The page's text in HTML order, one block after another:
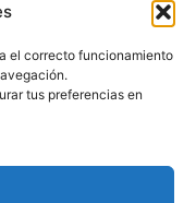
el correcto funcionamiento
tus preferencias en
del fabricante,